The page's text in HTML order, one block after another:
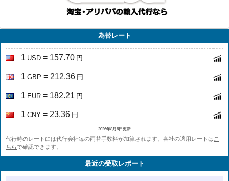
為替レート
1 USD = 157.70 円
1 GBP = 212.36 円
1 EUR = 182.21 円
1 CNY = 23.36 円
2026年8月6日更新
代行時のレートには代行会社毎の両替手数料が加算されます。各社の適用レートは こ
ちらで確認できます。
最近の受取レポート